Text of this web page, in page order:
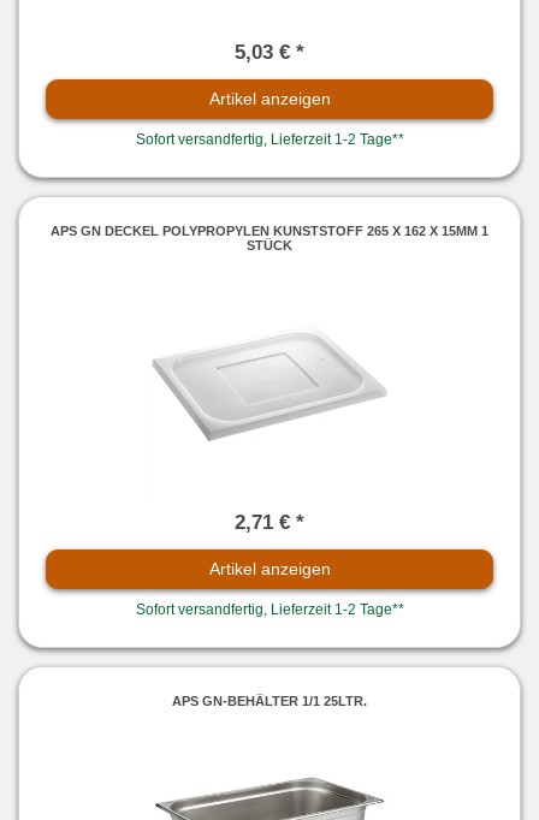
5,03 € *
Artikel anzeigen
Sofort versandfertig, Lieferzeit 1-2 Tage**
APS GN DECKEL POLYPROPYLEN KUNSTSTOFF 265 X 162 X 15MM 1
STÜCK
2,71 € *
Artikel anzeigen
Sofort versandfertig, Lieferzeit 1-2 Tage**
APS GN-BEHÄLTER 1/1 25LTR.